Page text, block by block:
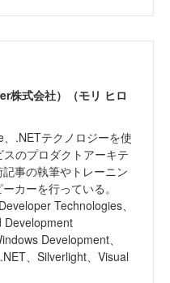
株式会社）（モリ ヒロ
.NETテクノロジーを使
のプロダクトアーキテ
事の執筆やトレーニン
ーカーを行っている。
Technologies、
Development
Development、
、Silverlight、Visual